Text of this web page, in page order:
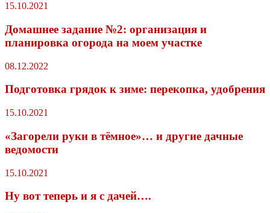
15.10.2021
Домашнее задание №2: организация и
планировка огорода на моем участке
08.12.2022
Подготовка грядок к зиме: перекопка, удобрения
15.10.2021
«Загорели руки в тёмное»… и другие дачные
ведомости
15.10.2021
Ну вот теперь и я с дачей….